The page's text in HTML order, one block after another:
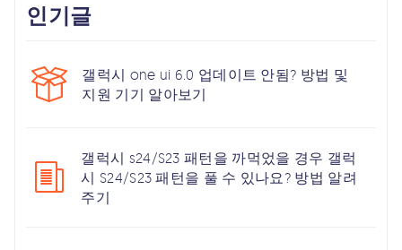
인기글
갤럭시 one ui 6.0 업데이트 안됨? 방법 및
지원 기기 알아보기
갤럭시 s24/S23 패턴을 까먹었을 경우 갤럭
시 S24/S23 패턴을 풀 수 있나요? 방법 알려
주기